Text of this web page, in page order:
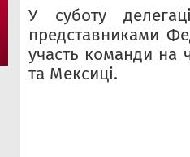
У суботу
представниками
участь команди на
та Мексиці.